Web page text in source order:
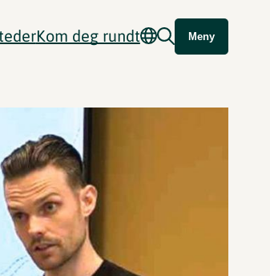
Kom deg rundt Meny